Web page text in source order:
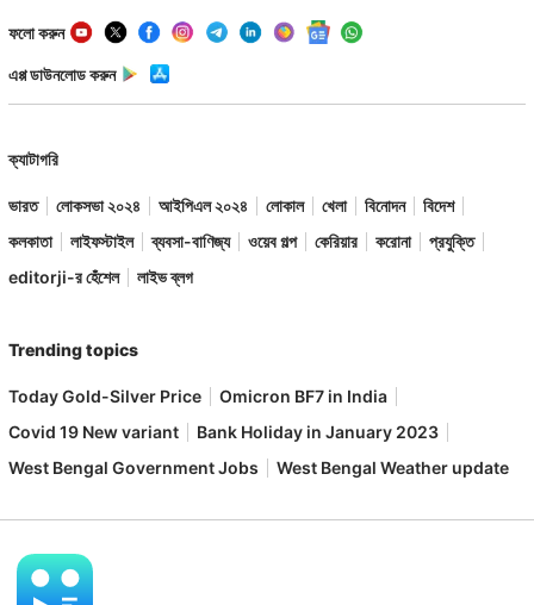
ফলো করুন
এপ্প ডাউনলোড করুন
ক্যাটাগরি
ভারত লোকসভা ২০২৪ আইপিএল ২০২৪ লোকাল খেলা বিনোদন
বিদেশ
কলকাতা
লাইফস্টাইল ব্যবসা-বাণিজ্য ওয়েব গল্প কেরিয়ার করোনা
প্রযুক্তি
editorji-র হেঁশেল
লাইভ ব্লগ
Trending topics
Today Gold-Silver Price
Omicron BF7 in India
Covid 19 New variant
Bank Holiday in January 2023
West Bengal Government Jobs
West Bengal Weather update